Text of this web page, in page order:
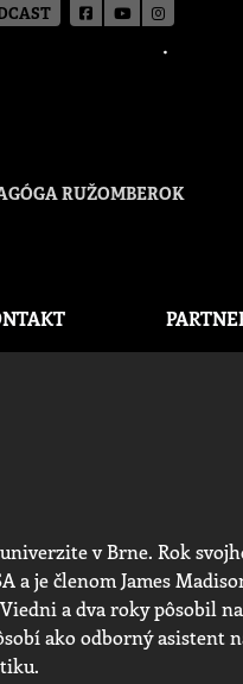
RUŽOMBEROK
v Brne. Rok
a je členom James
a dva roky pôsobil na
ako odborný asistent